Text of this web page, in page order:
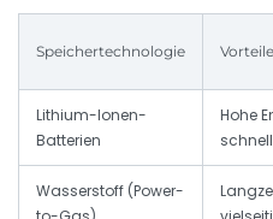
Speichertechnologie Vorteile
Lithium-Ionen-
Batterien
Hohe
Wasserstoff (Power-